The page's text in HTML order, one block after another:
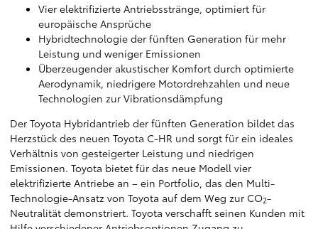
Vier elektrifizierte Antriebsstränge, optimiert für
europäische Ansprüche
Hybridtechnologie der fünften Generation für mehr
Leistung und weniger Emissionen
Überzeugender akustischer Komfort durch optimierte
Aerodynamik, niedrigere Motordrehzahlen und neue
Technologien zur Vibrationsdämpfung
Der Toyota Hybridantrieb der fünften Generation bildet das
Herzstück des neuen Toyota C-HR und sorgt für ein ideales
Verhältnis von gesteigerter Leistung und niedrigen
Emissionen. Toyota bietet für das neue Modell vier
elektrifizierte Antriebe an – ein Portfolio, das den Multi-
Technologie-Ansatz von Toyota auf dem Weg zur CO2-
Neutralität demonstriert. Toyota verschafft seinen Kunden mit